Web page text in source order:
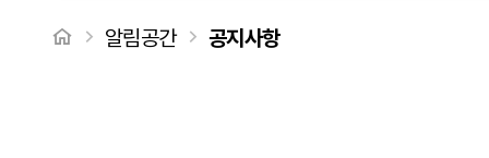
처음으로
알림공간 공지사항